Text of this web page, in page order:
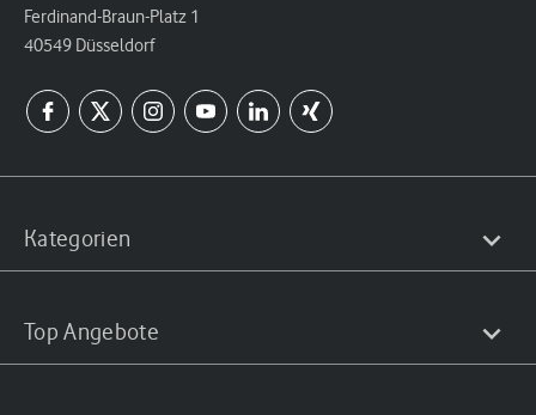
Ferdinand-Braun-Platz 1
40549 Düsseldorf
Kategorien
Top Angebote